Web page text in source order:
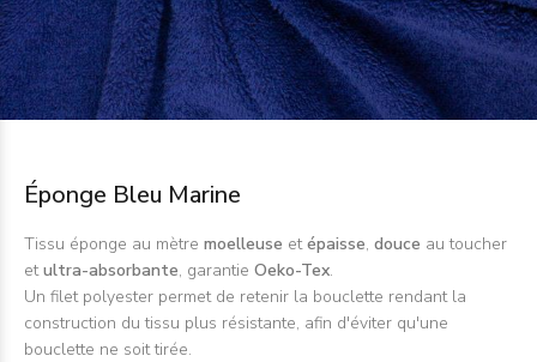
Éponge Bleu Marine
Tissu éponge au mètre moelleuse etépaisse, douce au toucher
etultra-absorbante, garantie Oeko-Tex.
Un filet polyester permet de retenir la bouclette rendant la
construction du tissu plus résistante, afin d'éviter qu'une
bouclette ne soit tirée.